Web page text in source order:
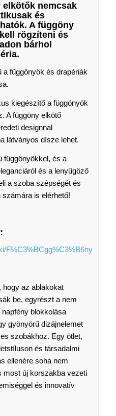
nemcsak
és
A függöny
rögzíteni és
bárhol
függönyök és drapériák
kiegészítő a függönyök
A függöny elkötő
designnal
látványos dísze lehet.
függönyökkel, és a
és a lenyűgöző
a szoba szépségét és
is elérhető!
F%C3%BCgg%C3%B6ny
hogy az ablakokat
be, egyrészt a nem
blokkolása
gyönyörű dizájnelemet
szobákhoz. Egy ötlet,
és társadalmi
ellenére soha nem
most új korszakba vezeti
és innovatív